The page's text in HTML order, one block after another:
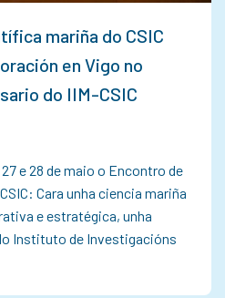
mariña do CSIC
en Vigo no
do IIM-CSIC
e 28 de maio o Encontro de
Cara unha ciencia mariña
e estratégica, unha
Instituto de Investigacións